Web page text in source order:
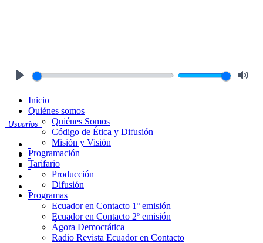
Usuarios
Inicio
Quiénes somos
Quiénes Somos
Código de Ética y Difusión
Misión y Visión
Programación
Tarifario
Producción
Difusión
Programas
Ecuador en Contacto 1º emisión
Ecuador en Contacto 2º emisión
Ágora Democrática
Radio Revista Ecuador en Contacto